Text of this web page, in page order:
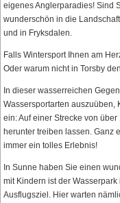
eigenes Anglerparadies! Sind
wunderschön in die
und in Fryksdalen.
Falls Wintersport Ihnen am
Oder warum nicht in Torsby
In dieser wasserreichen
Wassersportarten auszuüben,
ein: Auf einer Strecke von
herunter treiben lassen. Ganz
immer ein tolles Erlebnis!
In Sunne haben Sie einen
mit Kindern ist der
Ausflugsziel. Hier warten